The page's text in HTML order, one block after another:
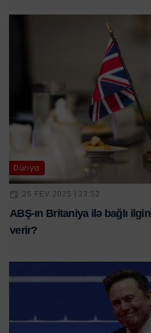
Dünya
25 FEV 2025 | 23:52
ABŞ-ın Britaniya ilə bağlı
verir?